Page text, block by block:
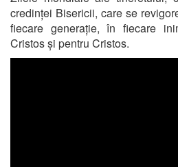
credinței Bisericii, care se
fiecare generație, în fiecare
Cristos și pentru Cristos.